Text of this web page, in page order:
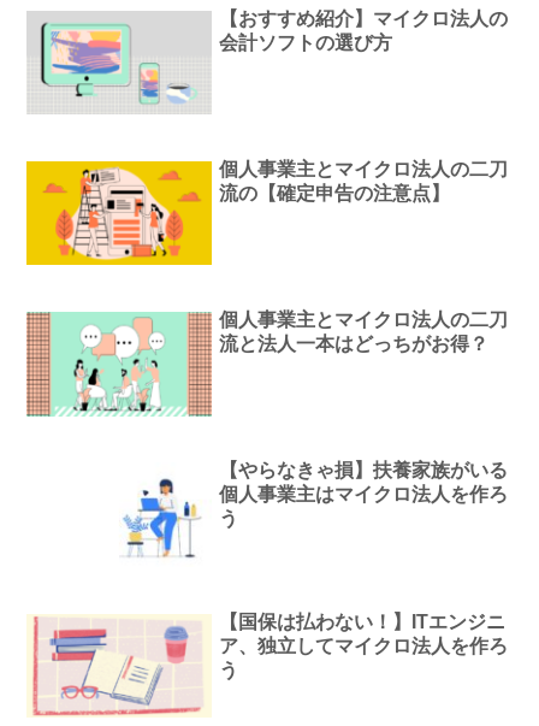
【おすすめ紹介】マイクロ法人の
会計ソフトの選び方
個人事業主とマイクロ法人の二刀
流の【確定申告の注意点】
個人事業主とマイクロ法人の二刀
流と法人一本はどっちがお得？
【やらなきゃ損】扶養家族がいる
個人事業主はマイクロ法人を作ろ
う
【国保は払わない！】ITエンジニ
ア、独立してマイクロ法人を作ろ
う